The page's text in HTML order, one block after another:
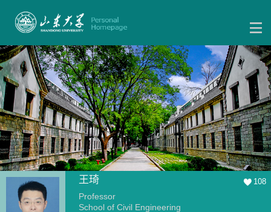
王琦 108
Professor
School of Civil Engineering